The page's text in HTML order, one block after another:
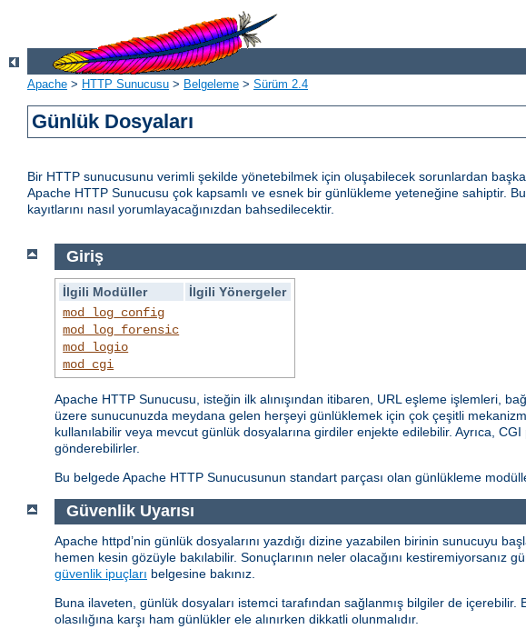
Apache > HTTP Sunucusu > Belgeleme > Sürüm 2.4
Günlük Dosyaları
Bir HTTP sunucusunu verimli şekilde yönetebilmek için oluşabilecek sorunlardan
Apache HTTP Sunucusu çok kapsamlı ve esnek bir günlükleme yeteneğine sahiptir.
kayıtlarını nasıl yorumlayacağınızdan bahsedilecektir.
Giriş
İlgili Modüller
İlgili Yönergeler
mod_log_config
mod_log_forensic
mod_logio
mod_cgi
Apache HTTP Sunucusu, isteğin ilk alınışından itibaren, URL eşleme işlemleri,
üzere sunucunuzda meydana gelen herşeyi günlüklemek için çok çeşitli
kullanılabilir veya mevcut günlük dosyalarına girdiler enjekte edilebilir. Ayrıca,
gönderebilirler.
Bu belgede Apache HTTP Sunucusunun standart parçası olan günlükleme
Güvenlik Uyarısı
Apache httpd’nin günlük dosyalarını yazdığı dizine yazabilen birinin sunucuyu
hemen kesin gözüyle bakılabilir. Sonuçlarının neler olacağını kestiremiyorsanız
güvenlik ipuçları belgesine bakınız.
Buna ilaveten, günlük dosyaları istemci tarafından sağlanmış bilgiler de
olasılığına karşı ham günlükler ele alınırken dikkatli olunmalıdır.